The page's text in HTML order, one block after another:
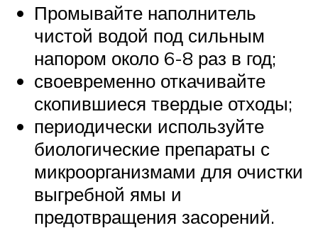
Промывайте наполнитель
чистой водой под сильным
напором около 6-8 раз в год;
своевременно откачивайте
скопившиеся твердые отходы;
периодически используйте
биологические препараты с
микроорганизмами для очистки
выгребной ямы и
предотвращения засорений.